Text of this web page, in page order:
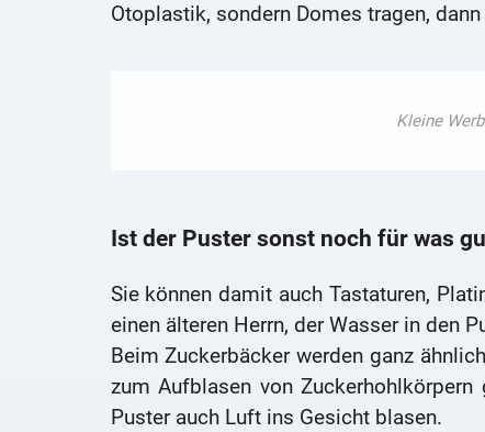
Otoplastik, sondern Domes tragen,
Ist der Puster sonst noch für was
Sie können damit auch Tastaturen,
einen älteren Herrn, der Wasser in den
Beim Zuckerbäcker werden ganz
zum Aufblasen von
Puster auch Luft ins Gesicht blasen.